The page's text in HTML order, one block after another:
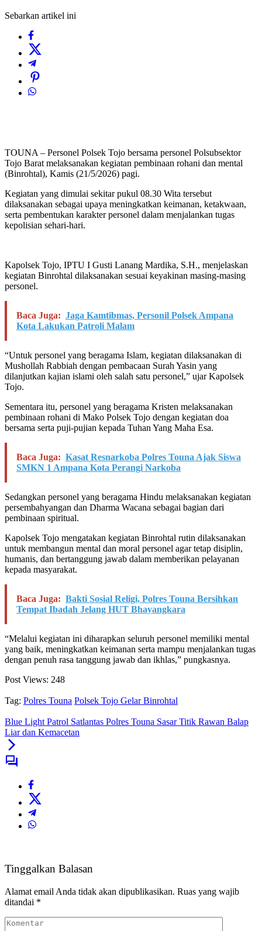
Sebarkan artikel ini
TOUNA – Personel Polsek Tojo bersama personel Polsubsektor
Tojo Barat melaksanakan kegiatan pembinaan rohani dan mental
(Binrohtal), Kamis (21/5/2026) pagi.
Kegiatan yang dimulai sekitar pukul 08.30 Wita tersebut
dilaksanakan sebagai upaya meningkatkan keimanan, ketakwaan,
serta pembentukan karakter personel dalam menjalankan tugas
kepolisian sehari-hari.
Kapolsek Tojo, IPTU I Gusti Lanang Mardika, S.H., menjelaskan
kegiatan Binrohtal dilaksanakan sesuai keyakinan masing-masing
personel.
Baca Juga: Jaga Kamtibmas, Personil Polsek Ampana
Kota Lakukan Patroli Malam
“Untuk personel yang beragama Islam, kegiatan dilaksanakan di
Mushollah Rabbiah dengan pembacaan Surah Yasin yang
dilanjutkan kajian islami oleh salah satu personel,” ujar Kapolsek
Tojo.
Sementara itu, personel yang beragama Kristen melaksanakan
pembinaan rohani di Mako Polsek Tojo dengan kegiatan doa
bersama serta puji-pujian kepada Tuhan Yang Maha Esa.
Baca Juga: Kasat Resnarkoba Polres Touna Ajak Siswa
SMKN 1 Ampana Kota Perangi Narkoba
Sedangkan personel yang beragama Hindu melaksanakan kegiatan
persembahyangan dan Dharma Wacana sebagai bagian dari
pembinaan spiritual.
Kapolsek Tojo mengatakan kegiatan Binrohtal rutin dilaksanakan
untuk membangun mental dan moral personel agar tetap disiplin,
humanis, dan bertanggung jawab dalam memberikan pelayanan
kepada masyarakat.
Baca Juga: Bakti Sosial Religi, Polres Touna Bersihkan
Tempat Ibadah Jelang HUT Bhayangkara
“Melalui kegiatan ini diharapkan seluruh personel memiliki mental
yang baik, meningkatkan keimanan serta mampu menjalankan tugas
dengan penuh rasa tanggung jawab dan ikhlas,” pungkasnya.
Post Views: 248
Tag: Polres Touna Polsek Tojo Gelar Binrohtal
Blue Light Patrol Satlantas Polres Touna Sasar Titik Rawan Balap
Liar dan Kemacetan
Tinggalkan Balasan
Alamat email Anda tidak akan dipublikasikan. Ruas yang wajib
ditandai *